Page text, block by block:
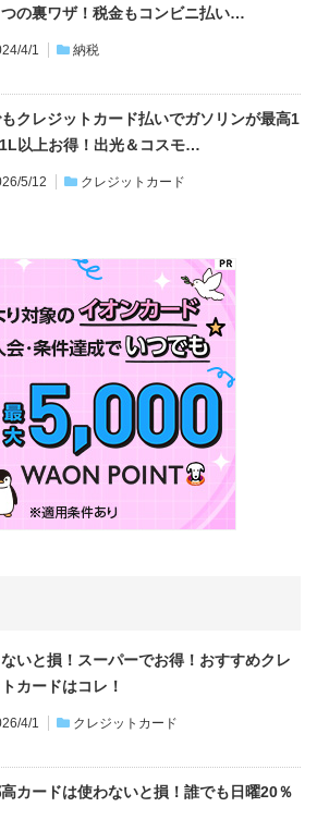
の裏ワザ！税金もコンビニ払い…
4/1 納税
クレジットカード払いでガソリンが最高1
以上お得！出光＆コスモ…
5/12 クレジットカード
いと損！スーパーでお得！おすすめクレ
カードはコレ！
4/1 クレジットカード
カードは使わないと損！誰でも日曜20％